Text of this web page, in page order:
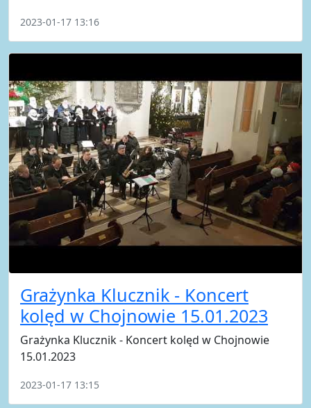
2023-01-17 13:16
Grażynka Klucznik - Koncert
kolęd w Chojnowie 15.01.2023
Grażynka Klucznik - Koncert kolęd w Chojnowie
15.01.2023
2023-01-17 13:15